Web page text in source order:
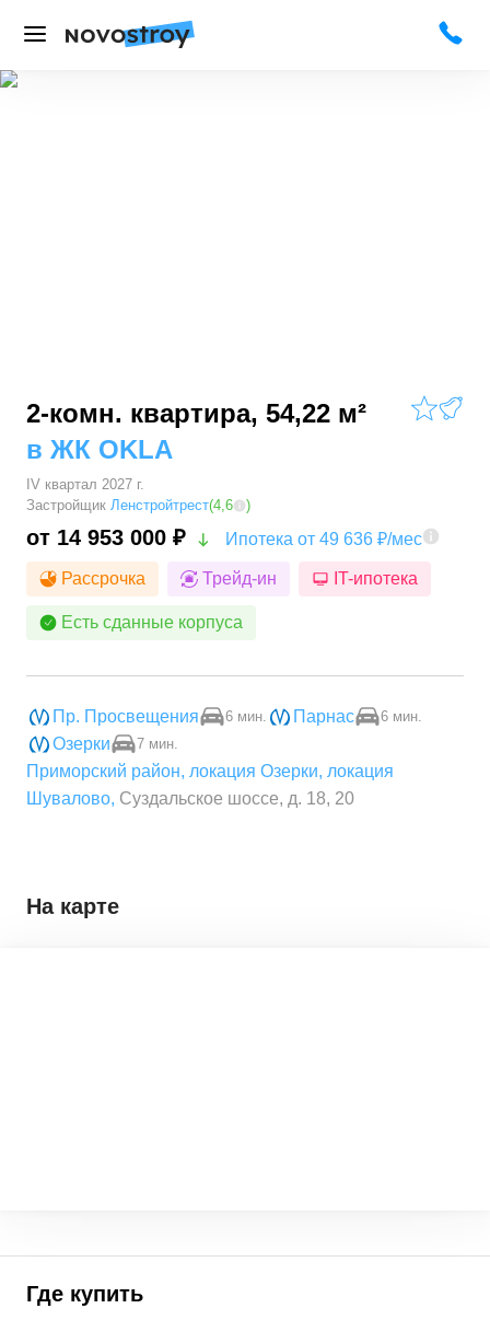
2-комн. квартира, 54,22 м²
в ЖК OKLA
IV квартал 2027 г.
Застройщик Ленстройтрест(4,6 )
от 14 953 000 ₽ Ипотека от 49 636 ₽/мес
Рассрочка Трейд-ин IT-ипотека
Есть сданные корпуса
Пр. Просвещения 6 мин. Парнас 6 мин.
Озерки 7 мин.
Приморский район, локация Озерки, локация
Шувалово, Суздальское шоссе, д. 18, 20
Где купить
На карте